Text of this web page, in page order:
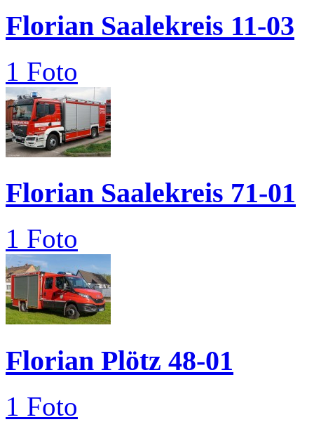
Florian Saalekreis 11-03
1 Foto
Florian Saalekreis 71-01
1 Foto
Florian Plötz 48-01
1 Foto